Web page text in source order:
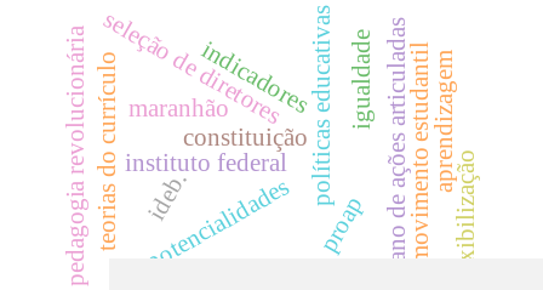
políticas educativas igualdade
instituto federal
proap
constituição
seleção de diretores
indicadores plano de ações articuladasmovimento estudantil
pedagogia revolucionária potencialidades
aprendizagem
flexibilização
teorias do currículo ideb.
maranhão